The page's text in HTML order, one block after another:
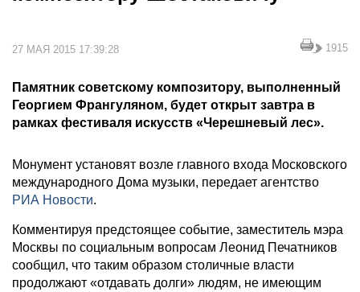
27 МАЯ 2015 17:39:28 1915
Памятник советскому композитору, выполненный
Георгием Франгуляном, будет открыт завтра в
рамках фестиваля искусств «Черешневый лес».
Монумент установят возле главного входа Московского
международного Дома музыки, передает агентство
РИА Новости.
Комментируя предстоящее событие, заместитель мэра
Москвы по социальным вопросам Леонид Печатников
сообщил, что таким образом столичные власти
продолжают «отдавать долги» людям, не имеющим